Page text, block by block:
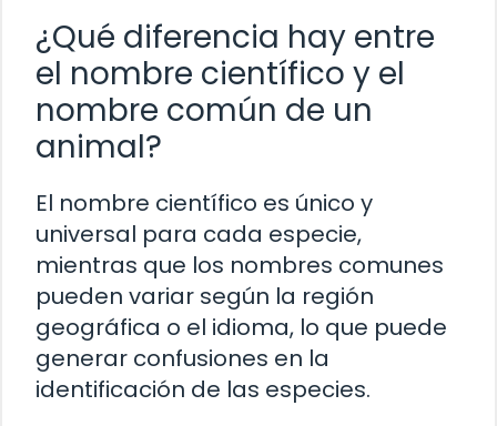
¿Qué diferencia hay entre
el nombre científico y el
nombre común de un
animal?
El nombre científico es único y
universal para cada especie,
mientras que los nombres comunes
pueden variar según la región
geográfica o el idioma, lo que puede
generar confusiones en la
identificación de las especies.